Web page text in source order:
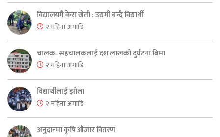
विद्यालयमै केरा खेती : उद्यमी बन्दै विद्यार्थी
२ महिना अगाडि
चालक–सहचालकलाई दश लाखको दुर्घटना बिमा
२ महिना अगाडि
विद्यार्थीलाई झोला
२ महिना अगाडि
अनुदानमा कृषि औजार वितरण